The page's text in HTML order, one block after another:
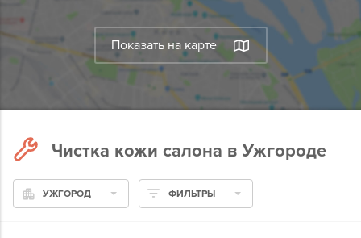
Показать на карте
Чистка кожи салона в Ужгороде
УЖГОРОД ФИЛЬТРЫ